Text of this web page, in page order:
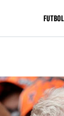
FUTBOL